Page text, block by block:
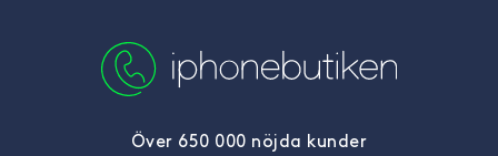
Över 650 000 nöjda kunder